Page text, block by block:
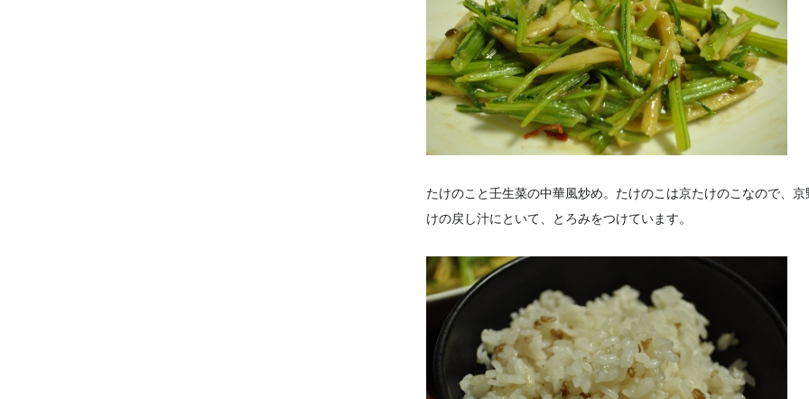
たけのこと壬生菜の中華風炒め。たけのこは京たけのこなので、
けの戻し汁にといて、とろみをつけています。